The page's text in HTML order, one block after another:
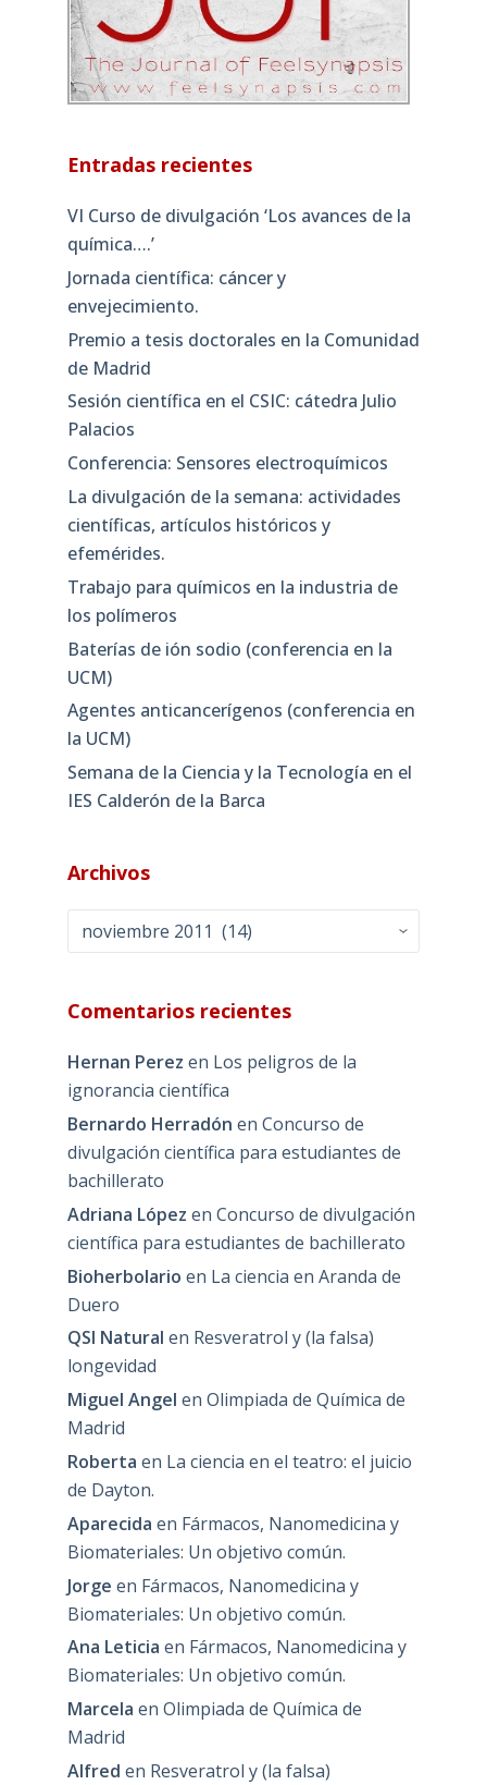
Entradas recientes
VI Curso de divulgación ‘Los avances de la
química….’
Jornada científica: cáncer y
envejecimiento.
Premio a tesis doctorales en la Comunidad
de Madrid
Sesión científica en el CSIC: cátedra Julio
Palacios
Conferencia: Sensores electroquímicos
La divulgación de la semana: actividades
científicas, artículos históricos y
efemérides.
Trabajo para químicos en la industria de
los polímeros
Baterías de ión sodio (conferencia en la
UCM)
Agentes anticancerígenos (conferencia en
la UCM)
Semana de la Ciencia y la Tecnología en el
IES Calderón de la Barca
Archivos
Archivos
Comentarios recientes
Hernan Perez en Los peligros de la
ignorancia científica
Bernardo Herradón en Concurso de
divulgación científica para estudiantes de
bachillerato
Adriana López en Concurso de divulgación
científica para estudiantes de bachillerato
Bioherbolario en La ciencia en Aranda de
Duero
QSI Natural en Resveratrol y (la falsa)
longevidad
Miguel Angel en Olimpiada de Química de
Madrid
Roberta en La ciencia en el teatro: el juicio
de Dayton.
Aparecida en Fármacos, Nanomedicina y
Biomateriales: Un objetivo común.
Jorge en Fármacos, Nanomedicina y
Biomateriales: Un objetivo común.
Ana Leticia en Fármacos, Nanomedicina y
Biomateriales: Un objetivo común.
Marcela en Olimpiada de Química de
Madrid
Alfred en Resveratrol y (la falsa)